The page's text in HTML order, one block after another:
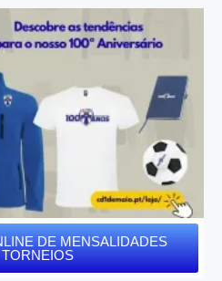
DE MENSALIDADES